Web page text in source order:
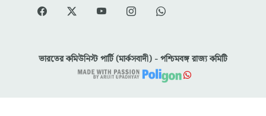
ভারতের কমিউনিস্ট পার্টি (মার্কসবাদী) - পশ্চিমবঙ্গ রাজ্য কমিটি